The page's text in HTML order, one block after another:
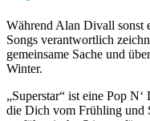
Während Alan Divall sonst
Songs verantwortlich
gemeinsame Sache und
Winter.
„Superstar“ ist eine Pop
die Dich vom Frühling und